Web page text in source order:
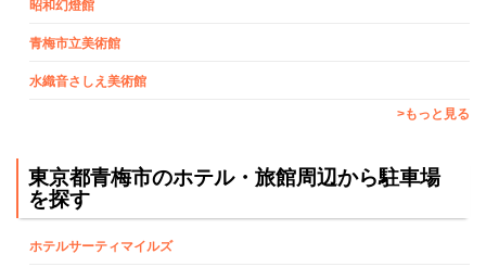
昭和幻燈館
青梅市立美術館
水織音さしえ美術館
>もっと見る
東京都青梅市のホテル・旅館周辺から駐車場
を探す
ホテルサーティマイルズ